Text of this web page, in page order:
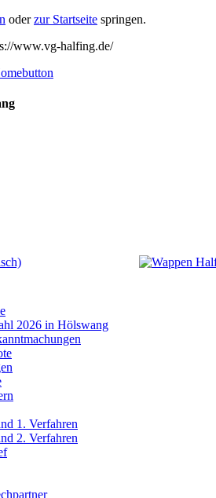
oderzur Startseite springen.
www.vg-halfing.de/
2026 in Hölswang
1. Verfahren
2. Verfahren